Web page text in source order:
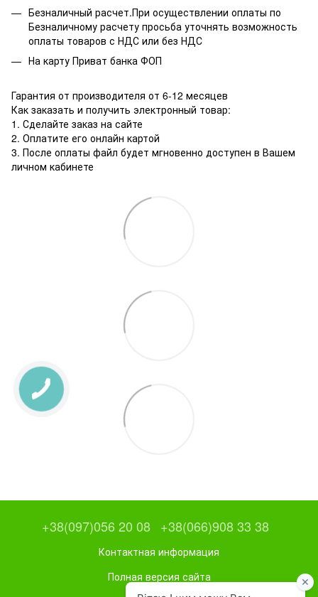
Безналичный расчет.При осуществлении оплаты по
Безналичному расчету просьба уточнять возможность
оплаты товаров с НДС или без НДС
На карту Приват банка ФОП
Гарантия от производителя от 6-12 месяцев
Как заказать и получить электронный товар:
1. Сделайте заказ на сайте
2. Оплатите его онлайн картой
3. После оплаты файл будет мгновенно доступен в Вашем
личном кабинете
+38(097)056 20 08 +38(066)908 33 38
Контактная информация
Полная версия сайта